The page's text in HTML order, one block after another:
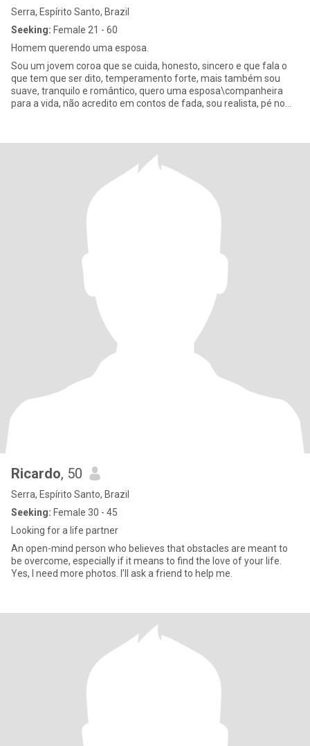
Serra, Espírito Santo, Brazil
Seeking: Female 21 - 60
Homem querendo uma esposa.
Sou um jovem coroa que se cuida, honesto, sincero e que fala o
que tem que ser dito, temperamento forte, mais também sou
suave, tranquilo e romântico, quero uma esposa\companheira
para a vida, não acredito em contos de fada, sou realista, pé no
Ricardo, 50
Serra, Espírito Santo, Brazil
Seeking: Female 30 - 45
Looking for a life partner
An open-mind person who believes that obstacles are meant to
be overcome, especially if it means to find the love of your life.
Yes, I need more photos. I’ll ask a friend to help me.